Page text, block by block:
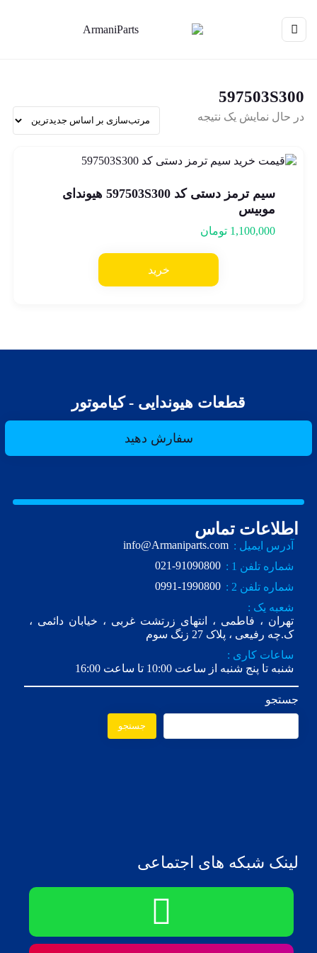
597503S300
در حال نمایش یک نتیجه
سیم ترمز دستی کد 597503S300 هیوندای
موبیس
1,100,000 تومان
خرید
قطعات هیوندایی - کیاموتور
سفارش دهید
اطلاعات تماس
آدرس ایمیل : info@Armaniparts.com
شماره تلفن 1 :
021-91090800
شماره تلفن 2 :
0991-1990800
شعبه یک :
تهران ، فاطمی ، انتهای زرتشت غربی ، خیابان دائمی ،
ک.چه رفیعی ، پلاک 27 زنگ سوم
ساعات کاری :
شنبه تا پنج شنبه از ساعت 10:00 تا ساعت 16:00
جستجو
جستجو
لینک شبکه های اجتماعی